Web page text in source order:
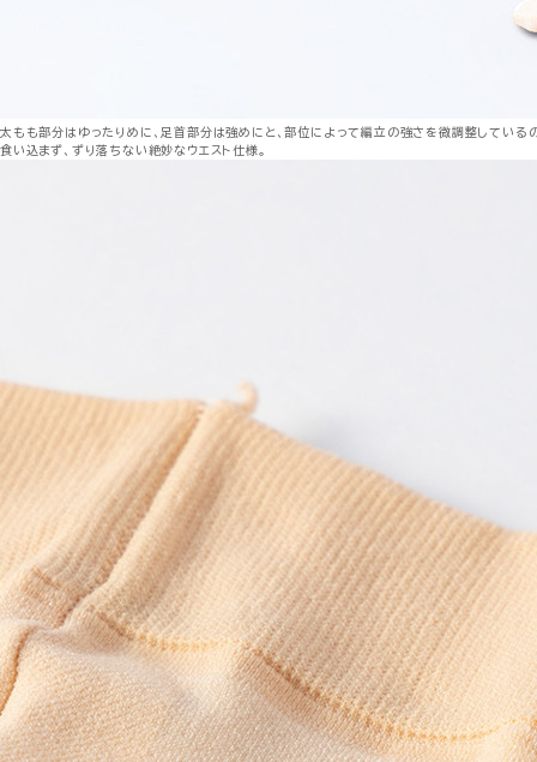
太もも部分はゆったりめに、足首部分は強めにと、部位によって編立の強さを微調整している
食い込まず、ずり落ちない絶妙なウエスト仕様。